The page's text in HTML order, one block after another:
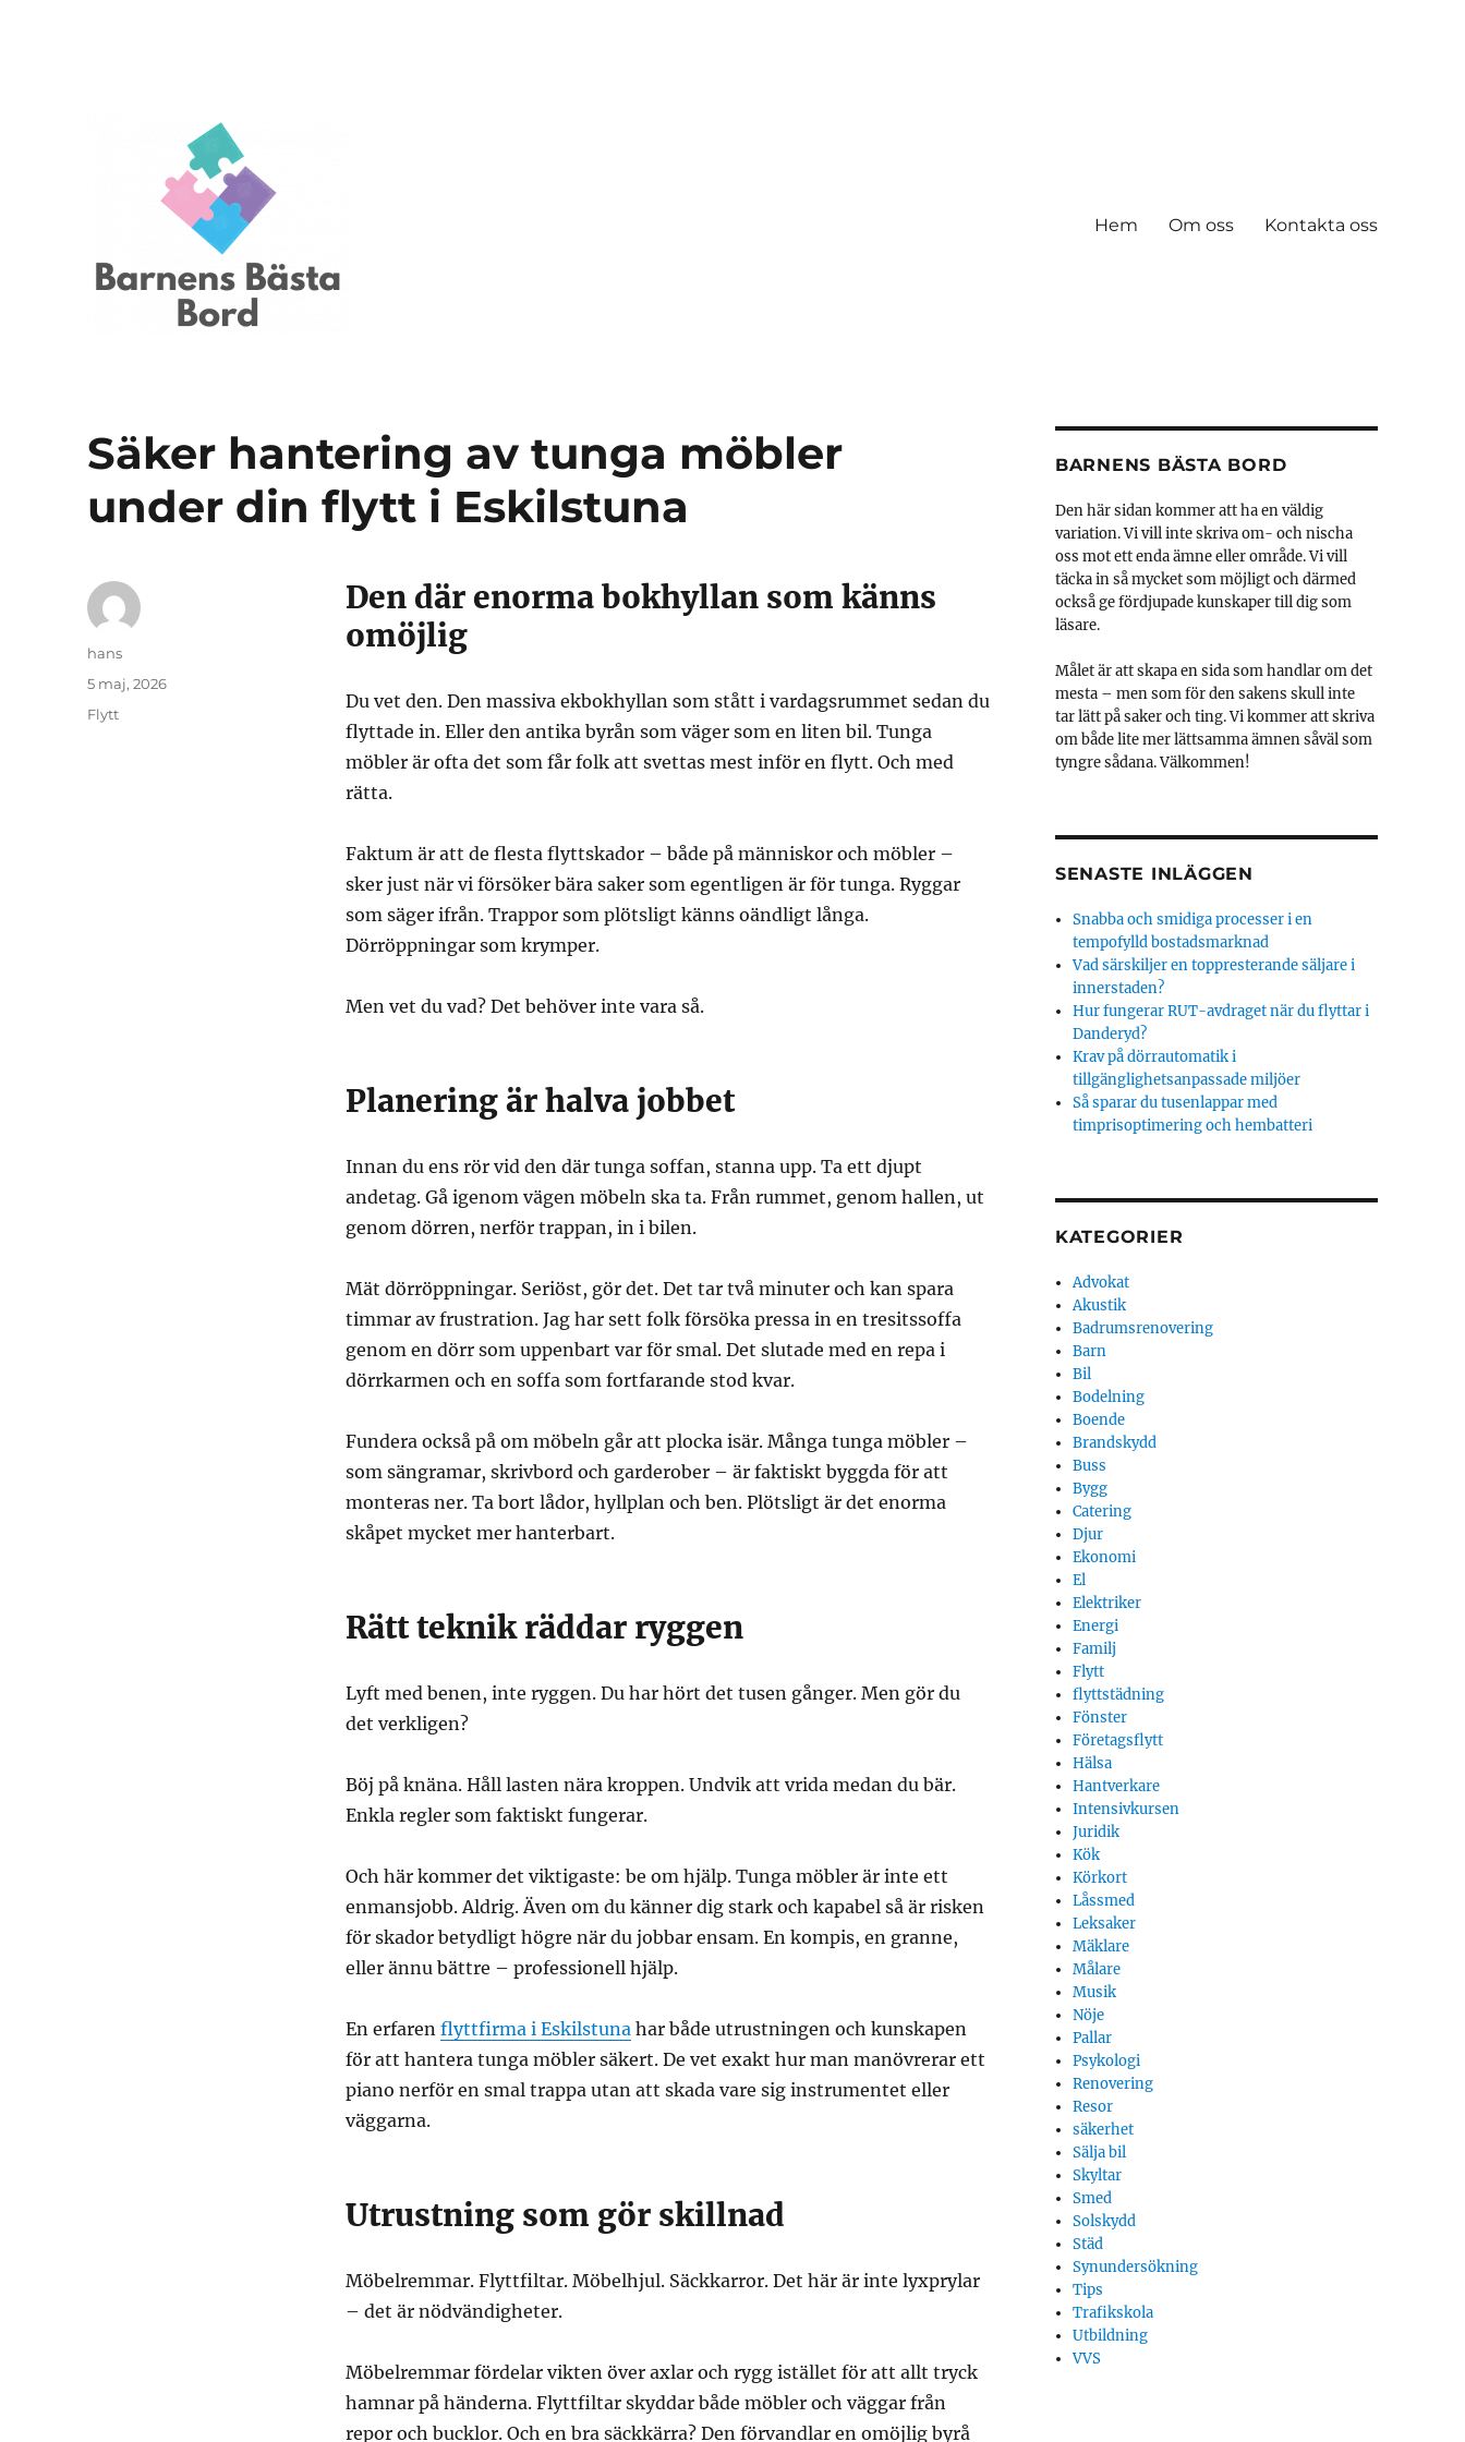
Hem Om oss Kontakta oss
Säker hantering av tunga möbler
under din flytt i Eskilstuna
Den där enorma bokhyllan som känns
omöjlig
Du vet den. Den massiva ekbokhyllan som stått i vardagsrummet sedan du
flyttade in. Eller den antika byrån som väger som en liten bil. Tunga
möbler är ofta det som får folk att svettas mest inför en flytt. Och med
rätta.
Faktum är att de flesta flyttskador – både på människor och möbler –
sker just när vi försöker bära saker som egentligen är för tunga. Ryggar
som säger ifrån. Trappor som plötsligt känns oändligt långa.
Dörröppningar som krymper.
Men vet du vad? Det behöver inte vara så.
Planering är halva jobbet
Innan du ens rör vid den där tunga soffan, stanna upp. Ta ett djupt
andetag. Gå igenom vägen möbeln ska ta. Från rummet, genom hallen, ut
genom dörren, nerför trappan, in i bilen.
Mät dörröppningar. Seriöst, gör det. Det tar två minuter och kan spara
timmar av frustration. Jag har sett folk försöka pressa in en tresitssoffa
genom en dörr som uppenbart var för smal. Det slutade med en repa i
dörrkarmen och en soffa som fortfarande stod kvar.
Fundera också på om möbeln går att plocka isär. Många tunga möbler –
som sängramar, skrivbord och garderober – är faktiskt byggda för att
monteras ner. Ta bort lådor, hyllplan och ben. Plötsligt är det enorma
skåpet mycket mer hanterbart.
Rätt teknik räddar ryggen
Lyft med benen, inte ryggen. Du har hört det tusen gånger. Men gör du
det verkligen?
Böj på knäna. Håll lasten nära kroppen. Undvik att vrida medan du bär.
Enkla regler som faktiskt fungerar.
Och här kommer det viktigaste: be om hjälp. Tunga möbler är inte ett
enmansjobb. Aldrig. Även om du känner dig stark och kapabel så är risken
för skador betydligt högre när du jobbar ensam. En kompis, en granne,
eller ännu bättre – professionell hjälp.
En erfaren flyttfirma i Eskilstunahar både utrustningen och kunskapen
för att hantera tunga möbler säkert. De vet exakt hur man manövrerar ett
piano nerför en smal trappa utan att skada vare sig instrumentet eller
väggarna.
Utrustning som gör skillnad
Möbelremmar. Flyttfiltar. Möbelhjul. Säckkarror. Det här är inte lyxprylar
– det är nödvändigheter.
Möbelremmar fördelar vikten över axlar och rygg istället för att allt tryck
hamnar på händerna. Flyttfiltar skyddar både möbler och väggar från
repor och bucklor. Och en bra säckkärra? Den förvandlar en omöjlig byrå
Författare
hans
Publicerat
den
5 maj, 2026
Kategorier
Flytt
BARNENS BÄSTA BORD
Den här sidan kommer att ha en väldig
variation. Vi vill inte skriva om- och nischa
oss mot ett enda ämne eller område. Vi vill
täcka in så mycket som möjligt och därmed
också ge fördjupade kunskaper till dig som
läsare.
Målet är att skapa en sida som handlar om det
mesta – men som för den sakens skull inte
tar lätt på saker och ting. Vi kommer att skriva
om både lite mer lättsamma ämnen såväl som
tyngre sådana. Välkommen!
SENASTE INLÄGGEN
Snabba och smidiga processer i en
tempofylld bostadsmarknad
Vad särskiljer en toppresterande säljare i
innerstaden?
Hur fungerar RUT-avdraget när du flyttar i
Danderyd?
Krav på dörrautomatik i
tillgänglighetsanpassade miljöer
Så sparar du tusenlappar med
timprisoptimering och hembatteri
KATEGORIER
Advokat
Akustik
Badrumsrenovering
Barn
Bil
Bodelning
Boende
Brandskydd
Buss
Bygg
Catering
Djur
Ekonomi
El
Elektriker
Energi
Familj
Flytt
flyttstädning
Fönster
Företagsflytt
Hälsa
Hantverkare
Intensivkursen
Juridik
Kök
Körkort
Låssmed
Leksaker
Mäklare
Målare
Musik
Nöje
Pallar
Psykologi
Renovering
Resor
säkerhet
Sälja bil
Skyltar
Smed
Solskydd
Städ
Synundersökning
Tips
Trafikskola
Utbildning
VVS